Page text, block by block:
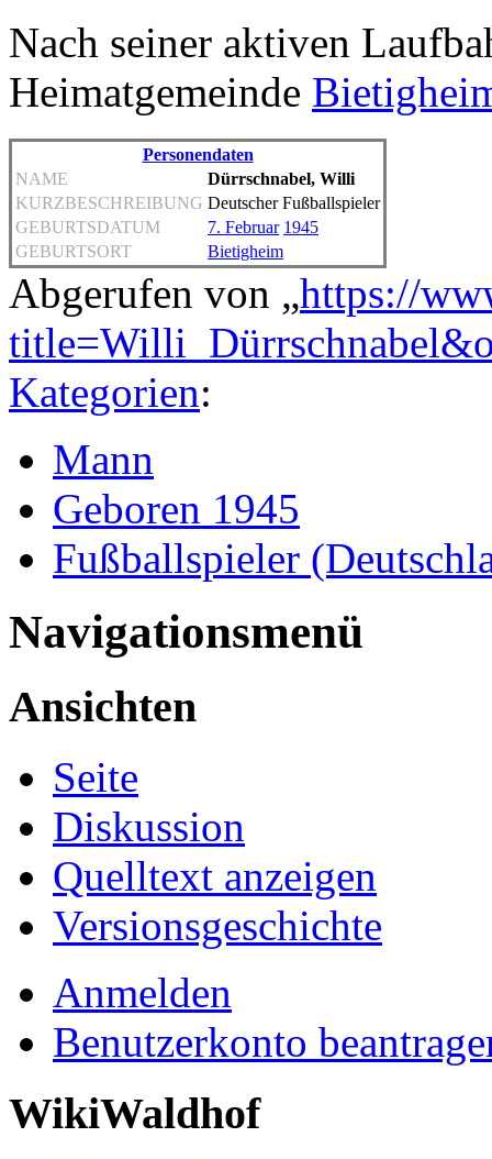
Nach seiner aktiven
Heimatgemeinde
Personendaten
NAME
Dürrschnabel, Willi
KURZBESCHREIBUNG Deutscher Fußballspieler
GEBURTSDATUM
7. Februar 1945
GEBURTSORT
Bietigheim
Abgerufen von „https://
Kategorien:
Mann
Geboren 1945
Fußballspieler
Navigationsmenü
Ansichten
Seite
Diskussion
Quelltext anzeigen
Versionsgeschichte
Anmelden
Benutzerkonto
WikiWaldhof